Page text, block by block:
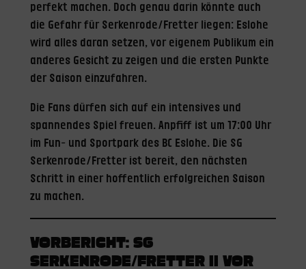
perfekt machen. Doch genau darin könnte auch
die Gefahr für Serkenrode/Fretter liegen: Eslohe
wird alles daran setzen, vor eigenem Publikum ein
anderes Gesicht zu zeigen und die ersten Punkte
der Saison einzufahren.
Die Fans dürfen sich auf ein intensives und
spannendes Spiel freuen. Anpfiff ist um 17:00 Uhr
im Fun- und Sportpark des BC Eslohe. Die SG
Serkenrode/Fretter ist bereit, den nächsten
Schritt in einer hoffentlich erfolgreichen Saison
zu machen.
VORBERICHT: SG
SERKENRODE/FRETTER II VOR